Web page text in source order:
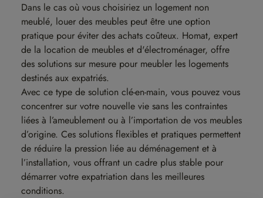
Dans le cas où vous choisiriez un logement non
meublé, louer des meubles peut être une option
pratique pour éviter des achats coûteux. Homat, expert
de la location de meubles et d'électroménager, offre
des solutions sur mesure pour meubler les logements
destinés aux expatriés.
Avec ce type de solution clé-en-main, vous pouvez vous
concentrer sur votre nouvelle vie sans les contraintes
liées à l’ameublement ou à l’importation de vos meubles
d’origine. Ces solutions flexibles et pratiques permettent
de réduire la pression liée au déménagement et à
l’installation, vous offrant un cadre plus stable pour
démarrer votre expatriation dans les meilleures
conditions.